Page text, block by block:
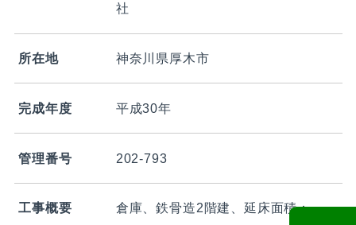
社
所在地 神奈川県厚木市
完成年度 平成30年
管理番号 202-793
工事概要
倉庫、鉄骨造2階建、延床面積：